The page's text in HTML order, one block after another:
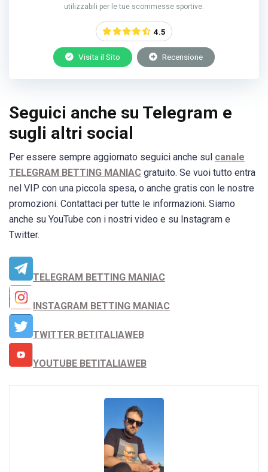
utilizzabili per le tue scommesse sportive.
4.5
Visita il Sito Recensione
Seguici anche su Telegram e
sugli altri social
Per essere sempre aggiornato seguici anche sul canale
TELEGRAM BETTING MANIAC gratuito. Se vuoi tutto entra
nel VIP con una piccola spesa, o anche gratis con le nostre
promozioni. Contattaci per tutte le informazioni. Siamo
anche su YouTube con i nostri video e su Instagram e
Twitter.
TELEGRAM BETTING MANIAC
INSTAGRAM BETTING MANIAC
TWITTER BETITALIAWEB
YOUTUBE BETITALIAWEB